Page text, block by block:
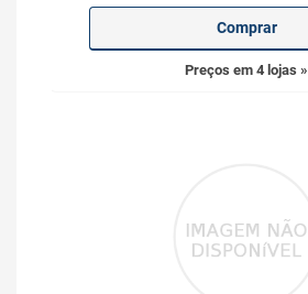
Comprar
Preços em 4 lojas »